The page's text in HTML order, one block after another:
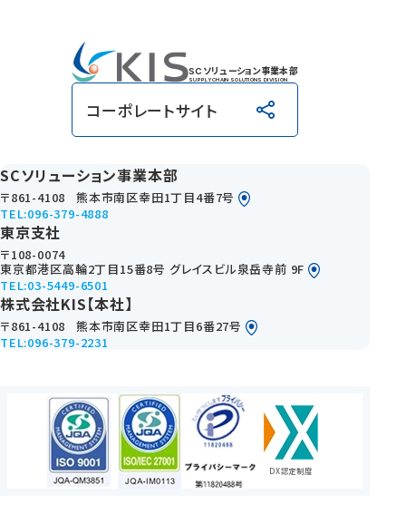
SCソリューション事業本部
SUPPLY CHAIN SOLUTIONS DIVISION
コーポレートサイト
SCソリューション事業本部
〒861-4108
熊本市南区幸田1丁目4番7号
TEL:096-379-4888
東京支社
〒108-0074
東京都港区高輪2丁目15番8号 グレイスビル泉岳寺前 9F
TEL:03-5449-6501
株式会社KIS【本社】
〒861-4108
熊本市南区幸田1丁目6番27号
TEL:096-379-2231
DX認定制度